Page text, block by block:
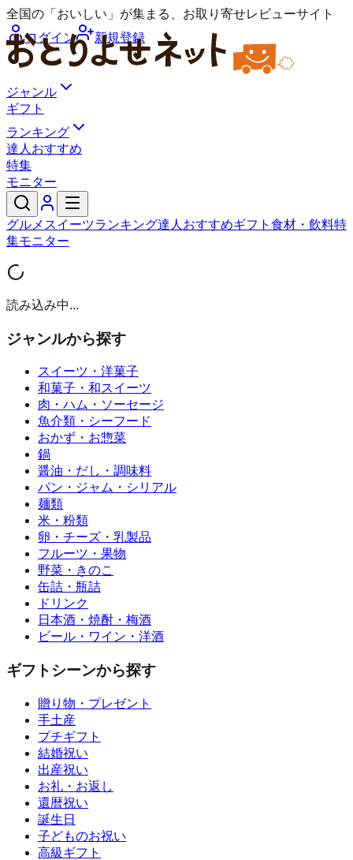
全国の「おいしい」が集まる、お取り寄せレビューサイト
ログイン
新規登録
ジャンル
ギフト
ランキング
達人おすすめ
特集
モニター
グルメ スイーツランキング達人おすすめギフト 食材・飲料特
集モニター
読み込み中...
ジャンルから探す
スイーツ・洋菓子
和菓子・和スイーツ
肉・ハム・ソーセージ
魚介類・シーフード
おかず・お惣菜
鍋
醤油・だし・調味料
パン・ジャム・シリアル
麺類
米・粉類
卵・チーズ・乳製品
フルーツ・果物
野菜・きのこ
缶詰・瓶詰
ドリンク
日本酒・焼酎・梅酒
ビール・ワイン・洋酒
ギフトシーンから探す
贈り物・プレゼント
手土産
プチギフト
結婚祝い
出産祝い
お礼・お返し
還暦祝い
誕生日
子どものお祝い
高級ギフト